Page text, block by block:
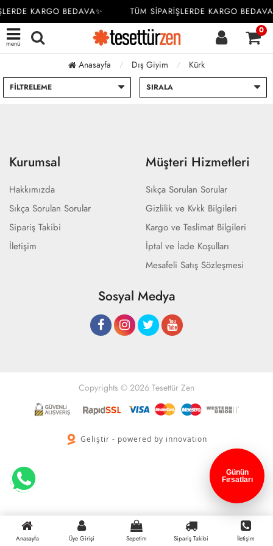
KARGO BEDAVA✨ TÜM SİPARİŞLERDE KARGO
menü
0
Anasayfa Dış Giyim Kürk
FILTRELEME SIRALA
Kurumsal
Hakkımızda
Sıkça Sorulan Sorular
Sipariş Takibi
İletişim
Müşteri Hizmetleri
Sıkça Sorulan Sorular
Gizlilik ve Kvkk Bilgileri
Kargo ve Teslimat Bilgileri
İptal ve İade Koşulları
Mesafeli Satış Sözleşmesi
Sosyal Medya
Copyrights © 2026 Tesettür Zen
Geliştir - powered by innovation
Anasayfa Üye Girişi Sepetim Sipariş Takibi İletişim
Günün
Fırsatları